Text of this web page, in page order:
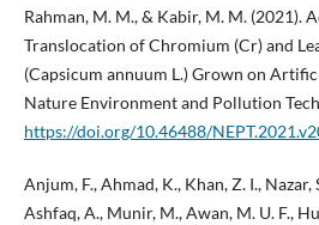
Rahman, M. M., & Kabir, M. M. (2021).
Translocation of Chromium (Cr) and
(Capsicum annuum L.) Grown on
Nature Environment and Pollution
https://doi.org/10.46488/
Anjum, F., Ahmad, K., Khan, Z. I., Nazar,
Ashfaq, A., Munir, M., Awan, M. U. F.,